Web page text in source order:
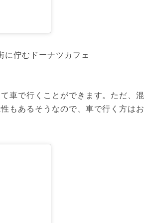
に佇むドーナツカフェ
車で行くことができます。ただ、混
もあるそうなので、車で行く方はお